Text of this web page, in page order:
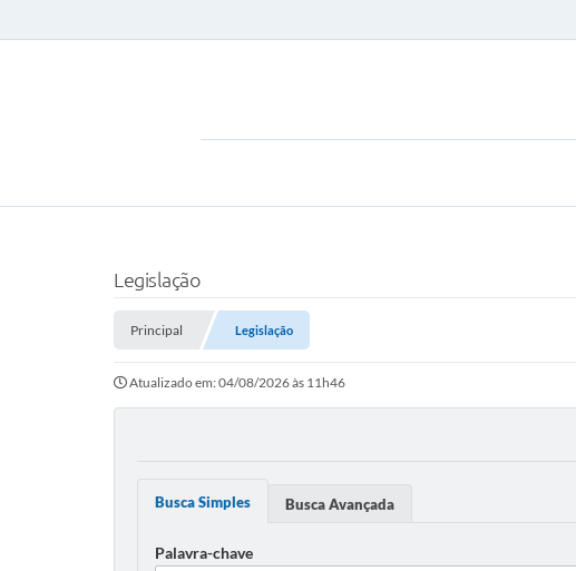
Legislação
Principal Legislação
Atualizado em: 04/08/2026 às 11h46
Busca Simples Busca Avançada
Palavra-chave